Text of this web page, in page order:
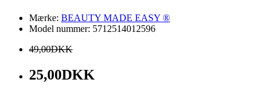
Mærke: BEAUTY MADE EASY ®
Model nummer: 5712514012596
49,00DKK
25,00DKK